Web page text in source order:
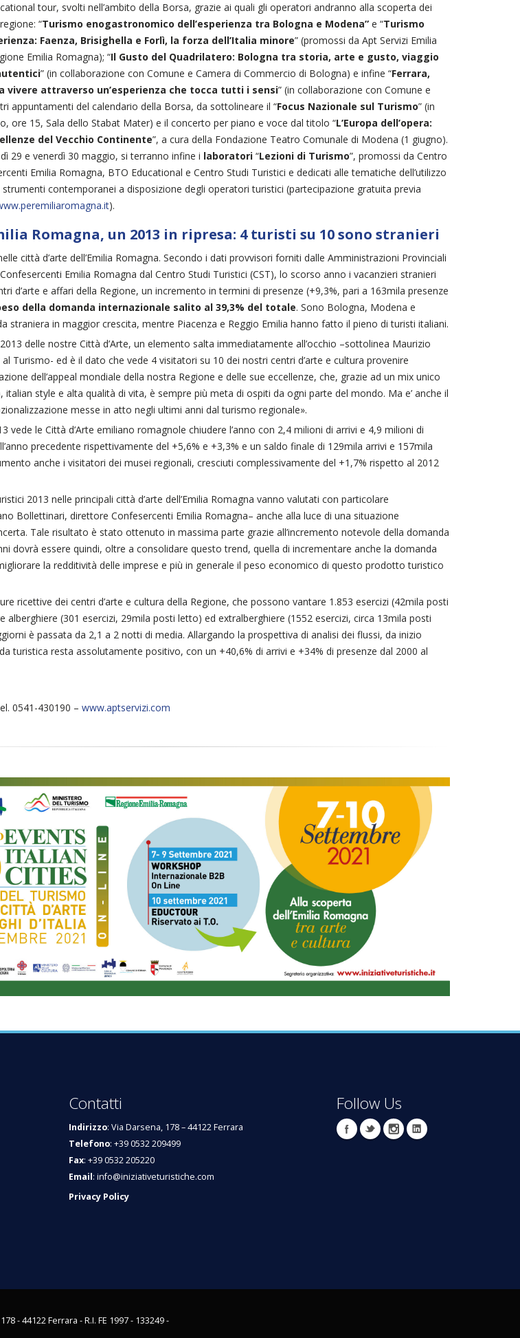
tour, svolti nell’ambito della Borsa, grazie ai quali gli operatori andranno alla scoperta dei
“Turismo enogastronomico dell’esperienza tra Bologna e Modena” e “Turismo
Faenza, Brisighella e Forlì, la forza dell’Italia minore” (promossi da Apt Servizi Emilia
Emilia Romagna); “Il Gusto del Quadrilatero: Bologna tra storia, arte e gusto, viaggio
” (in collaborazione con Comune e Camera di Commercio di Bologna) e infine “Ferrara,
vivere attraverso un’esperienza che tocca tutti i sensi” (in collaborazione con Comune e
appuntamenti del calendario della Borsa, da sottolineare il “Focus Nazionale sul Turismo” (in
ore 15, Sala dello Stabat Mater) e il concerto per piano e voce dal titolo “L’Europa dell’opera:
del Vecchio Continente”, a cura della Fondazione Teatro Comunale di Modena (1 giugno).
29 e venerdì 30 maggio, si terranno infine i laboratori“Lezioni di Turismo”, promossi da Centro
Emilia Romagna, BTO Educational e Centro Studi Turistici e dedicati alle tematiche dell’utilizzo
contemporanei a disposizione degli operatori turistici (partecipazione gratuita previa
).
Romagna, un 2013 in ripresa: 4 turisti su 10 sono stranieri
città d’arte dell’Emilia Romagna. Secondo i dati provvisori forniti dalle Amministrazioni Provinciali
Emilia Romagna dal Centro Studi Turistici (CST), lo scorso anno i vacanzieri stranieri
d’arte e affari della Regione, un incremento in termini di presenze (+9,3%, pari a 163mila presenze
della domanda internazionale salito al 39,3% del totale. Sono Bologna, Modena e
straniera in maggior crescita, mentre Piacenza e Reggio Emilia hanno fatto il pieno di turisti italiani.
delle nostre Città d’Arte, un elemento salta immediatamente all’occhio –sottolinea Maurizio
Turismo- ed è il dato che vede 4 visitatori su 10 dei nostri centri d’arte e cultura provenire
dell’appeal mondiale della nostra Regione e delle sue eccellenze, che, grazie ad un mix unico
style e alta qualità di vita, è sempre più meta di ospiti da ogni parte del mondo. Ma e’ anche il
messe in atto negli ultimi anni dal turismo regionale».
vede le Città d’Arte emiliano romagnole chiudere l’anno con 2,4 milioni di arrivi e 4,9 milioni di
precedente rispettivamente del +5,6% e +3,3% e un saldo finale di 129mila arrivi e 157mila
anche i visitatori dei musei regionali, cresciuti complessivamente del +1,7% rispetto al 2012
2013 nelle principali città d’arte dell’Emilia Romagna vanno valutati con particolare
Bollettinari, direttore Confesercenti Emilia Romagna– anche alla luce di una situazione
Tale risultato è stato ottenuto in massima parte grazie all’incremento notevole della domanda
dovrà essere quindi, oltre a consolidare questo trend, quella di incrementare anche la domanda
la redditività delle imprese e più in generale il peso economico di questo prodotto turistico
ricettive dei centri d’arte e cultura della Regione, che possono vantare 1.853 esercizi (42mila posti
(301 esercizi, 29mila posti letto) ed extralberghiere (1552 esercizi, circa 13mila posti
è passata da 2,1 a 2 notti di media. Allargando la prospettiva di analisi dei flussi, da inizio
turistica resta assolutamente positivo, con un +40,6% di arrivi e +34% di presenze dal 2000 al
0541-430190 – www.aptservizi.com
Contatti
Indirizzo: Via Darsena, 178 – 44122 Ferrara
Telefono: +39 0532 209499
Fax: +39 0532 205220
Email: info@iniziativeturistiche.com
Privacy Policy
Follow Us
- 44122 Ferrara - R.I. FE 1997 - 133249 -